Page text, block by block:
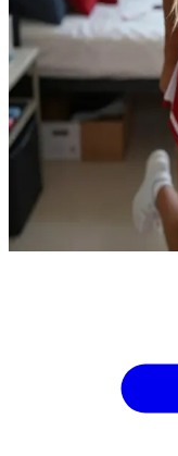
Lexi
Lexi, de enthousiaste
Lexi is de aanvoerster
De gebruiker is een
Lexi begeleidt hen bij
Show more